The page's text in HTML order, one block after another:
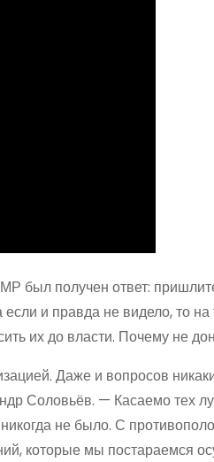
был получен ответ:
и правда не видело, то на
их до власти. Почему не
Даже и вопросов
Соловьёв. — Касаемо тех
не было. С
которые мы постараемся